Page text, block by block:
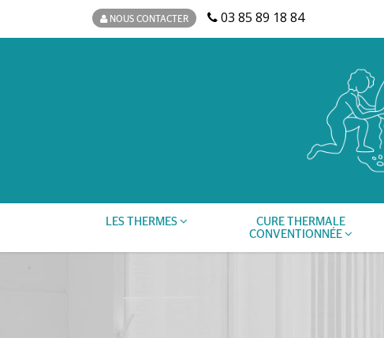
NOUS CONTACTER 03 85 89 18 84
LES THERMES
CURE THERMALE
CONVENTIONNÉE